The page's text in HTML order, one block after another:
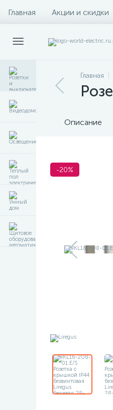
Главная Акции и скидки
Главная
Описание
-20%